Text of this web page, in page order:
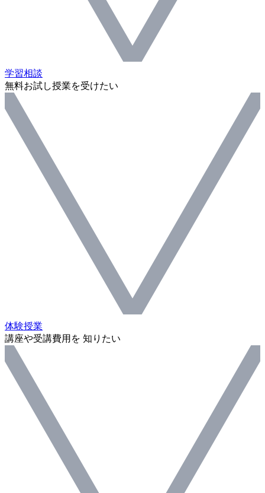
学習相談
無料お試し授業を受けたい
体験授業
講座や受講費用を 知りたい